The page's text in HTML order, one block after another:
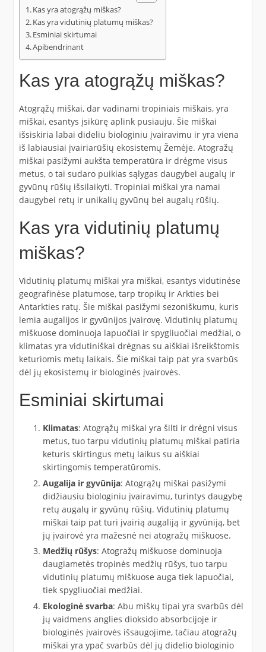
Kas yra atogrąžų miškas?
Kas yra vidutinių platumų miškas?
Esminiai skirtumai
Apibendrinant
Kas yra atogrąžų miškas?
Atogrąžų miškai, dar vadinami tropiniais miškais, yra
miškai, esantys įsikūrę aplink pusiauju. Šie miškai
išsiskiria labai dideliu biologiniu įvairavimu ir yra viena
iš labiausiai įvairiarūšių ekosistemų Žemėje. Atogražų
miškai pasižymi aukšta temperatūra ir drėgme visus
metus, o tai sudaro puikias sąlygas daugybei augalų ir
gyvūnų rūšių išsilaikyti. Tropiniai miškai yra namai
daugybei retų ir unikalių gyvūnų bei augalų rūšių.
Kas yra vidutinių platumų
miškas?
Vidutinių platumų miškai yra miškai, esantys vidutinėse
geografinėse platumose, tarp tropikų ir Arkties bei
Antarkties ratų. Šie miškai pasižymi sezoniškumu, kuris
lemia augalijos ir gyvūnijos įvairovę. Vidutinių platumų
miškuose dominuoja lapuočiai ir spygliuočiai medžiai, o
klimatas yra vidutiniškai drėgnas su aiškiai išreikštomis
keturiomis metų laikais. Šie miškai taip pat yra svarbūs
dėl jų ekosistemų ir biologinės įvairovės.
Esminiai skirtumai
Klimatas: Atogrąžų miškai yra šilti ir drėgni visus
metus, tuo tarpu vidutinių platumų miškai patiria
keturis skirtingus metų laikus su aiškiai
skirtingomis temperatūromis.
Augalija ir gyvūnija: Atogrąžų miškai pasižymi
didžiausiu biologiniu įvairavimu, turintys daugybę
retų augalų ir gyvūnų rūšių. Vidutinių platumų
miškai taip pat turi įvairią augaliją ir gyvūniją, bet
jų įvairovė yra mažesnė nei atogražų miškuose.
Medžių rūšys: Atogražų miškuose dominuoja
daugiametės tropinės medžių rūšys, tuo tarpu
vidutinių platumų miškuose auga tiek lapuočiai,
tiek spygliuočiai medžiai.
Ekologinė svarba: Abu miškų tipai yra svarbūs dėl
jų vaidmens anglies dioksido absorbcijoje ir
biologinės įvairovės išsaugojime, tačiau atogražų
miškai yra ypač svarbūs dėl jų didelio biologinio